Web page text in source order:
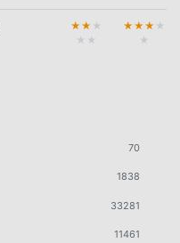
★ ★ ★
★ ★
★ ★ ★ ★
★
70
1838
33281
11461